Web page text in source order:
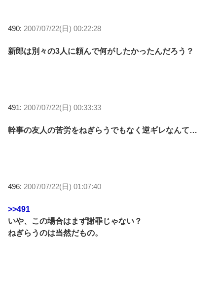
490: 2007/07/22(日) 00:22:28
新郎は別々の3人に頼んで何がしたかったんだろう？
491: 2007/07/22(日) 00:33:33
幹事の友人の苦労をねぎらうでもなく逆ギレなんて…
496: 2007/07/22(日) 01:07:40
>>491
いや、この場合はまず謝罪じゃない？
ねぎらうのは当然だもの。